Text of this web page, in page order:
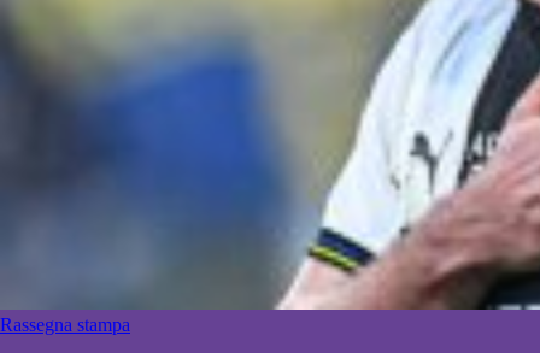
Rassegna stampa